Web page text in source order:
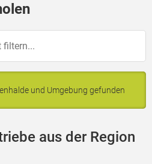
und Umgebung gefunden
aus der Region